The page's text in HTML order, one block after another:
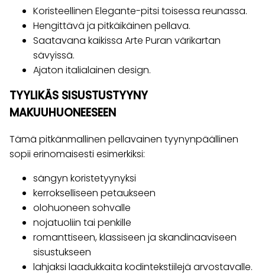
Koristeellinen Elegante-pitsi toisessa reunassa.
Hengittävä ja pitkäikäinen pellava.
Saatavana kaikissa Arte Puran värikartan
sävyissä.
Ajaton italialainen design.
TYYLIKÄS SISUSTUSTYYNY
MAKUUHUONEESEEN
Tämä pitkänmallinen pellavainen tyynynpäällinen
sopii erinomaisesti esimerkiksi:
sängyn koristetyynyksi
kerrokselliseen petaukseen
olohuoneen sohvalle
nojatuoliin tai penkille
romanttiseen, klassiseen ja skandinaaviseen
sisustukseen
lahjaksi laadukkaita kodintekstiilejä arvostavalle.